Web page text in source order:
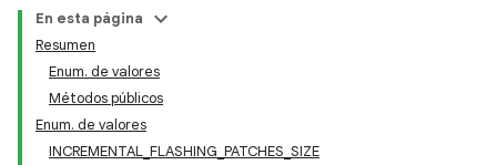
En esta página
Resumen
Enum. de valores
Métodos públicos
Enum. de valores
INCREMENTAL_FLASHING_PATCHES_SIZE